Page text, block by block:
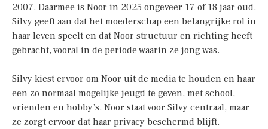
2007. Daarmee is Noor in 2025 ongeveer 17 of 18 jaar oud.
Silvy geeft aan dat het moederschap een belangrijke rol in
haar leven speelt en dat Noor structuur en richting heeft
gebracht, vooral in de periode waarin ze jong was.
Silvy kiest ervoor om Noor uit de media te houden en haar
een zo normaal mogelijke jeugd te geven, met school,
vrienden en hobby’s. Noor staat voor Silvy centraal, maar
ze zorgt ervoor dat haar privacy beschermd blijft.